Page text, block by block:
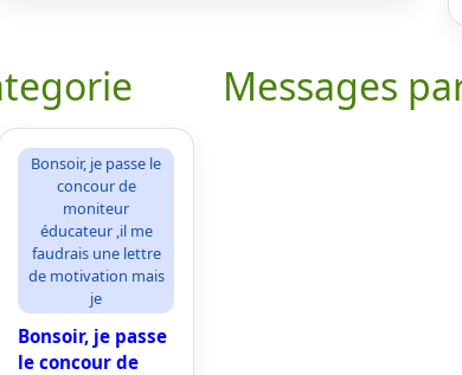
Bonsoir, je passe le
concour de
moniteur
éducateur ,il me
faudrais une lettre
de motivation mais
je
Bonsoir, je passe
le concour de
Messages